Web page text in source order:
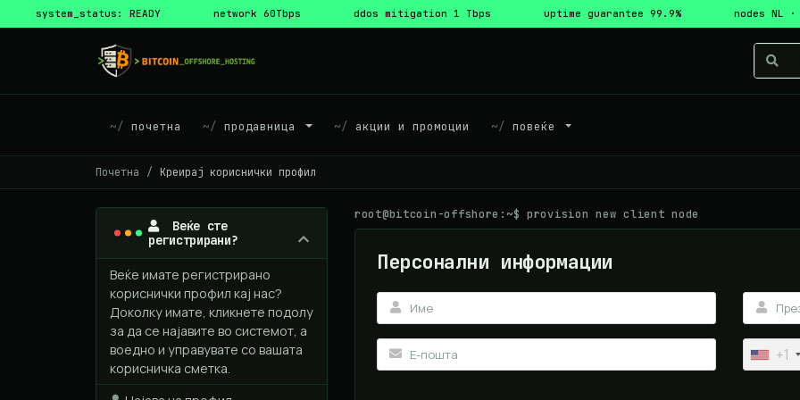
system_status: READY network 60Tbps ddos mitigation 1 Tbps uptime guarantee 99.9% nodes NL ·
почетна продавница акции и промоции повеќе
Почетна Креирај кориснички профил
Веќе сте
регистрирани?
Веќе имате регистрирано
кориснички профил кај нас?
Доколку имате, кликнете подолу
за да се најавите во системот, а
воедно и управувате со вашата
корисничка сметка.
root@bitcoin-offshore:~$ provision new client node
Персонални информации
+1